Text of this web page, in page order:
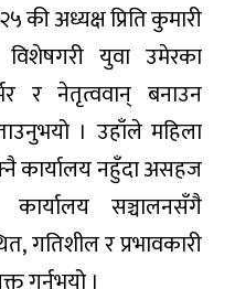
की अध्यक्ष प्रिति कुमारी
युवा उमेरका
र नेतृत्ववान् बनाउन
। उहाँले महिला
कार्यालय नहुँदा असहज
सञ्चालनसँगै
गतिशील र प्रभावकारी